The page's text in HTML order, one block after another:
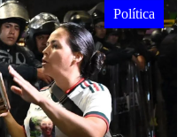
Política